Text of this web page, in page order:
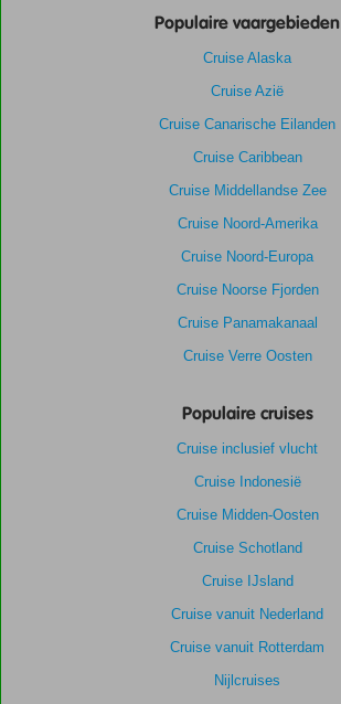
Populaire vaargebieden
Cruise Alaska
Cruise Azië
Cruise Canarische Eilanden
Cruise Caribbean
Cruise Middellandse Zee
Cruise Noord-Amerika
Cruise Noord-Europa
Cruise Noorse Fjorden
Cruise Panamakanaal
Cruise Verre Oosten
Populaire cruises
Cruise inclusief vlucht
Cruise Indonesië
Cruise Midden-Oosten
Cruise Schotland
Cruise IJsland
Cruise vanuit Nederland
Cruise vanuit Rotterdam
Nijlcruises